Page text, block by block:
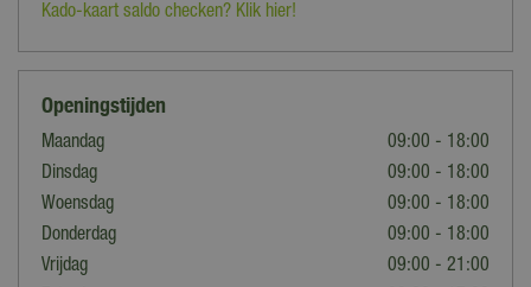
Kado-kaart saldo checken? Klik hier!
Openingstijden
Maandag
09:00 - 18:00
Dinsdag
09:00 - 18:00
Woensdag
09:00 - 18:00
Donderdag
09:00 - 18:00
Vrijdag
09:00 - 21:00